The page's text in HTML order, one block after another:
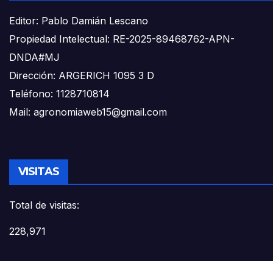
Editor: Pablo Damián Lescano
Propiedad Intelectual: RE-2025-89468762-APN-
DNDA#MJ
Dirección: ARGERICH 1095 3 D
Teléfono: 1128710814
Mail: agronomiaweb15@gmail.com
VISITAS
Total de visitas:
228,971